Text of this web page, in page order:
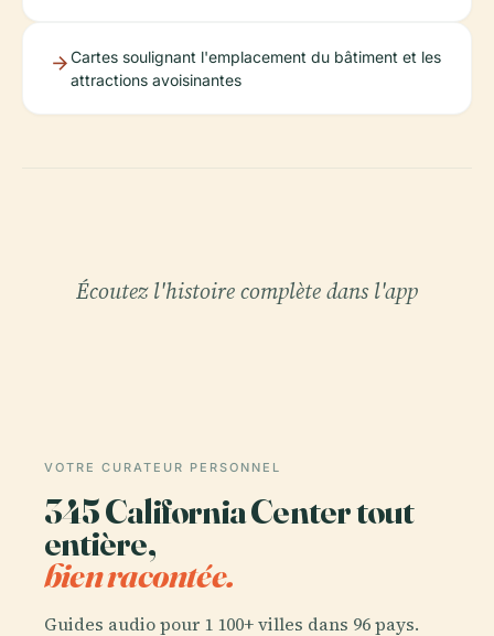
Cartes soulignant l'emplacement du bâtiment et les
attractions avoisinantes
Écoutez l'histoire complète dans l'app
VOTRE CURATEUR PERSONNEL
345 California Center tout
entière,
bien racontée.
Guides audio pour 1 100+ villes dans 96 pays.